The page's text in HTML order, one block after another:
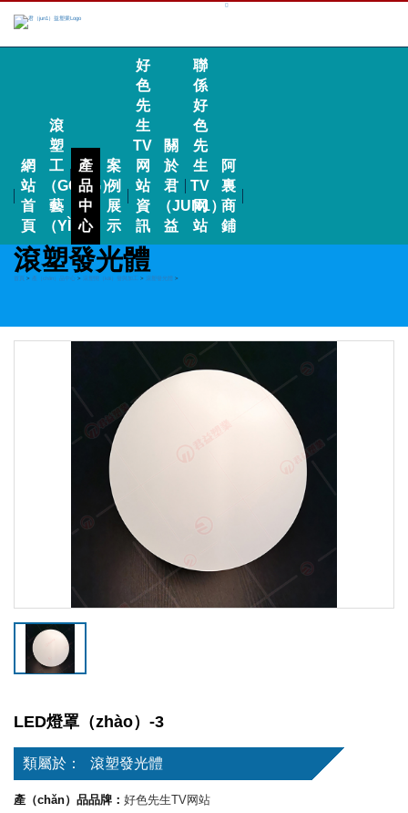
網
站
首
頁
滾
塑
工
（GŌNG）
藝
（YÌ）
產
品
中
心
案
例
展
示
好
色
先
生
TV
网
站
資
訊
關
於
君
（JUN1）
益
聯
係
好
色
先
生
TV
网
站
阿
裏
商
鋪
滾塑發光體
首頁 > 產（chǎn）品中心 > 滾塑開（kāi）發與加工 > 滾塑發光體 >
LED燈罩（zhào）-3
類屬於： 滾塑發光體
產（chǎn）品品牌： 好色先生TV网站